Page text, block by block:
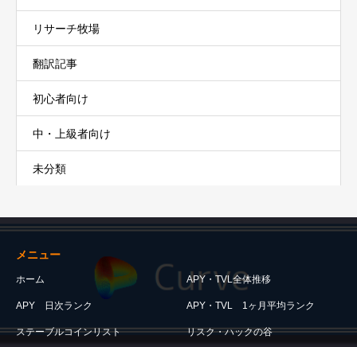
リサーチ牧場
翻訳記事
初心者向け
中・上級者向け
未分類
メニュー
ホーム APY・TVL全体推移
APY 日次ランク APY・TVL 1ヶ月平均ランク
ステーブルコインリスト リスク・ハックの谷